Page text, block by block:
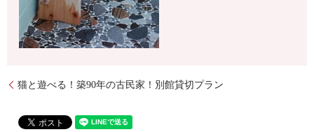
猫と遊べる！築90年の古民家！別館貸切プラン